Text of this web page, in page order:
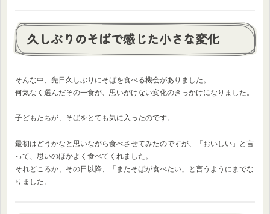
久しぶりのそばで感じた小さな変化
そんな中、先日久しぶりにそばを食べる機会がありました。
何気なく選んだその一食が、思いがけない変化のきっかけになりました。
子どもたちが、そばをとても気に入ったのです。
最初はどうかなと思いながら食べさせてみたのですが、「おいしい」と言
って、思いのほかよく食べてくれました。
それどころか、その日以降、「またそばが食べたい」と言うようにまでな
りました。